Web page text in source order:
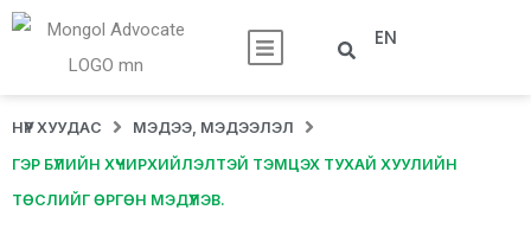
EN
НҮҮР ХУУДАС МЭДЭЭ, МЭДЭЭЛЭЛ
ГЭР БҮЛИЙН ХҮЧИРХИЙЛЭЛТЭЙ ТЭМЦЭХ ТУХАЙ ХУУЛИЙН
ТӨСЛИЙГ ӨРГӨН МЭДҮҮЛЭВ.